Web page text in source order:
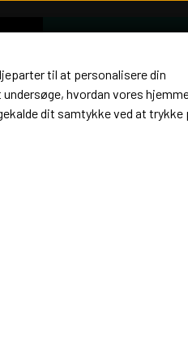
det gør slagtningen MEGET
til at personalisere din
hvordan vores
dit samtykke ved at trykke